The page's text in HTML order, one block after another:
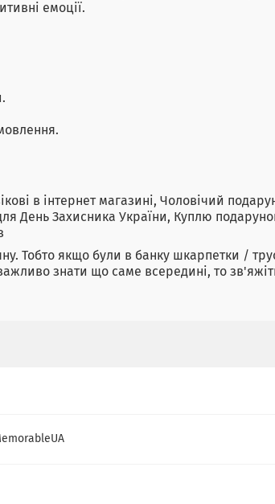
емоції.
в інтернет магазині, Чоловічий
День Захисника України, Куплю
Тобто якщо були в банку шкарпетки /
знати що саме всередині, то